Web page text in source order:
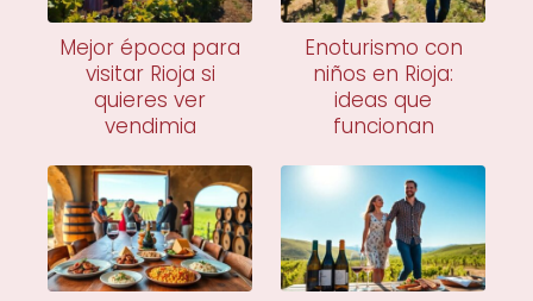
Mejor época para
visitar Rioja si
quieres ver
vendimia
Enoturismo con
niños en Rioja:
ideas que
funcionan